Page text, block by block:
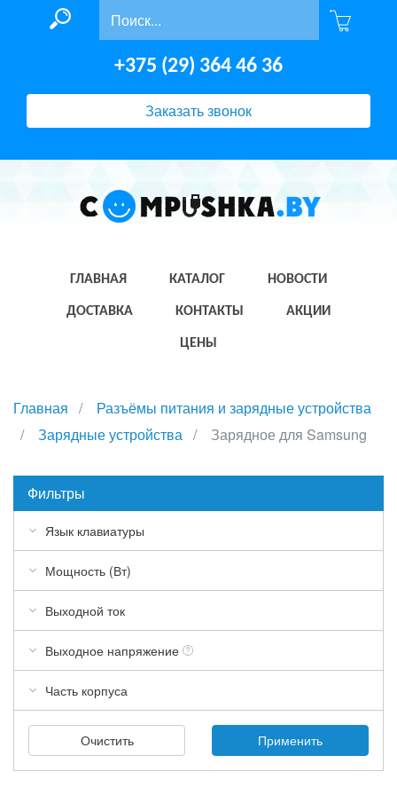
+375 (29) 364 46 36
Заказать звонок
ГЛАВНАЯ КАТАЛОГ НОВОСТИ
ДОСТАВКА КОНТАКТЫ АКЦИИ
ЦЕНЫ
Главная
Разъёмы питания и зарядные устройства
Зарядные устройства
Зарядное для Samsung
Фильтры
Язык клавиатуры
Мощность (Вт)
Выходной ток
Выходное напряжение
Часть корпуса
Очистить Применить